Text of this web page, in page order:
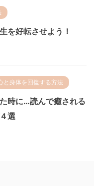
を好転させよう！
と身体を回復する方法
時に…読んで癒される
選